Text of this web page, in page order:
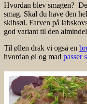
Hvordan blev smagen?
smag. Skal du have den
skibsøl. Farven på
god variant til den
Til øllen drak vi også en
hvordan øl og mad passer